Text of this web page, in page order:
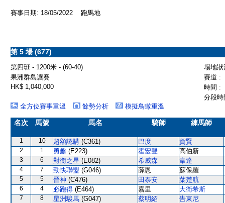
賽事日期: 18/05/2022 跑馬地
第 5 場 (677)
第四班 - 1200米 - (60-40)
場地
果洲群島讓賽
賽道 :
HK$ 1,040,000
時間 :
分段
全方位賽事重溫
餘勢分析 模擬鳥瞰重溫
名次 馬號 馬名 騎師 練馬師
1 10 超額認購 (C361) 巴度 賀賢
2 1 勇趣 (E223) 霍宏聲 高伯新
3 6 對衡之星 (E082) 希威森 韋達
4 7 勁快聯盟 (G046) 薛恩 蘇保羅
5 5 晉神 (C476) 田泰安 葉楚航
6 4 必跑得 (E464) 嘉里 大衛希斯
7 8 星洲駿馬 (G047) 蔡明紹 告東尼